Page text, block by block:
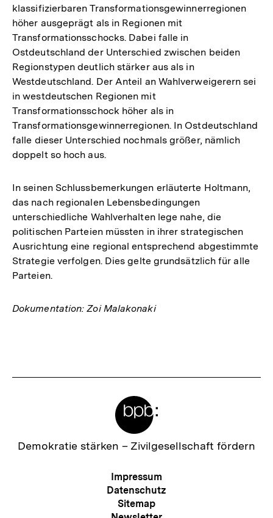
klassifizierbaren Transformationsgewinnerregionen
höher ausgeprägt als in Regionen mit
Transformationsschocks. Dabei falle in
Ostdeutschland der Unterschied zwischen beiden
Regionstypen deutlich stärker aus als in
Westdeutschland. Der Anteil an Wahlverweigerern sei
in westdeutschen Regionen mit
Transformationsschock höher als in
Transformationsgewinnerregionen. In Ostdeutschland
falle dieser Unterschied nochmals größer, nämlich
doppelt so hoch aus.
In seinen Schlussbemerkungen erläuterte Holtmann,
das nach regionalen Lebensbedingungen
unterschiedliche Wahlverhalten lege nahe, die
politischen Parteien müssten in ihrer strategischen
Ausrichtung eine regional entsprechend abgestimmte
Strategie verfolgen. Dies gelte grundsätzlich für alle
Parteien.
Dokumentation: Zoi Malakonaki
Zur
Demokratie stärken – Zivilgesellschaft fördern
Meta-
Navigation
Impressum
Datenschutz
Sitemap